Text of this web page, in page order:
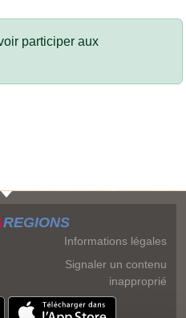
participer aux
REGIONS
Informations légales
Signaler un contenu
inapproprié